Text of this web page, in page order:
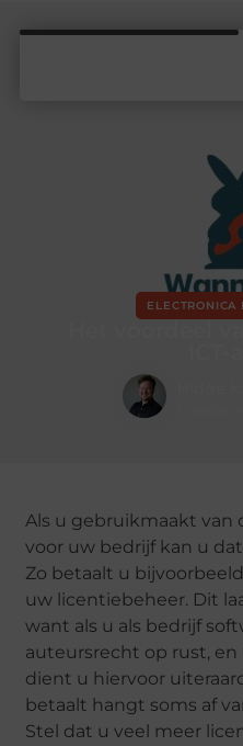
ELECTRONICA
Als u gebruikmaakt van
voor uw bedrijf kan u
Zo betaalt u
uw licentiebeheer. Dit
want als u als bedrijf
auteursrecht op rust,
dient u hiervoor
betaalt hangt soms af
Stel dat u veel meer